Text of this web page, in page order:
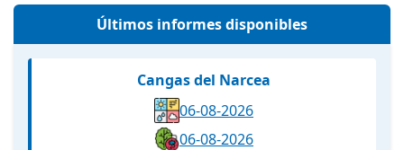
Últimos informes disponibles
Cangas del Narcea
06-08-2026
06-08-2026